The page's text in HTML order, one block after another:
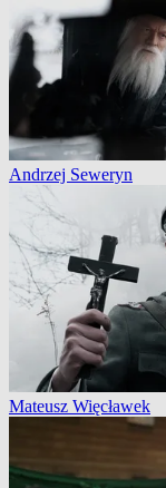
Andrzej Seweryn
Mateusz Więcławek